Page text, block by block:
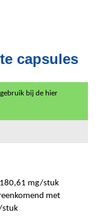
capsules
bij de hier
180,61 mg/stuk
met
stuk